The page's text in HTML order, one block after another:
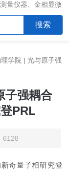
量仪器、金相显微
统
学院 | 光与原子强
子强耦合
PRL
奇量子相研究登